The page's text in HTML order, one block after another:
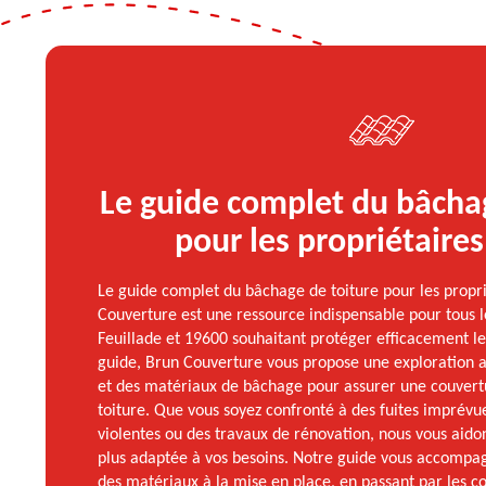
Le guide complet du
pour les
Le guide complet du bâchage de toiture pour les
Couverture est une ressource indispensable pour tous
Feuillade et 19600 souhaitant protéger efficacement
guide, Brun Couverture vous propose une exploration
et des matériaux de bâchage pour assurer une
toiture. Que vous soyez confronté à des fuites
violentes ou des travaux de rénovation, nous vous
plus adaptée à vos besoins. Notre guide vous